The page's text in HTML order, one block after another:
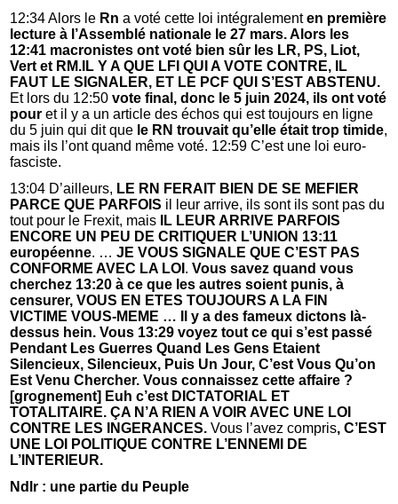
12:34 Alors le Rn a voté cette loi intégralementen première
lecture à l’Assemblé nationale le 27 mars. Alors les
12:41 macronistes ont voté bien sûr les LR, PS, Liot,
Vert et RM.IL Y A QUE LFI QUI A VOTE CONTRE, IL
FAUT LE SIGNALER, ET LE PCF QUI S’EST ABSTENU.
Et lors du 12:50vote final, donc le 5 juin 2024, ils ont voté
pour et il y a un article des échos qui est toujours en ligne
du 5 juin qui dit que le RN trouvait qu’elle était trop timide,
mais ils l’ont quand même voté. 12:59 C’est une loi euro-
fasciste.
13:04 D’ailleurs, LE RN FERAIT BIEN DE SE MEFIER
PARCE QUE PARFOIS il leur arrive, ils sont ils sont pas du
tout pour le Frexit, mais
IL LEUR ARRIVE PARFOIS
ENCORE UN PEU DE CRITIQUER L’UNION 13:11
européenne. …JE VOUS SIGNALE QUE C’EST PAS
CONFORME AVEC LA LOI .Vous savez quand vous
cherchez 13:20 à ce que les autres soient punis, à
censurer, VOUS EN ETES TOUJOURS A LA FIN
VICTIME VOUS-MEME … Il y a des fameux dictons là-
dessus hein. Vous 13:29 voyez tout ce qui s’est passé
Pendant Les Guerres Quand Les Gens Etaient
Silencieux, Silencieux, Puis Un Jour, C’est Vous Qu’on
Est Venu Chercher. Vous connaissez cette affaire ?
[grognement] Euh c’est DICTATORIAL ET
TOTALITAIRE. ÇA N’A RIEN A VOIR AVEC UNE LOI
CONTRE LES INGERANCES.Vous l’avez compris, C’EST
UNE LOI POLITIQUE CONTRE L’ENNEMI DE
L’INTERIEUR.
Ndlr : une partie du Peuple